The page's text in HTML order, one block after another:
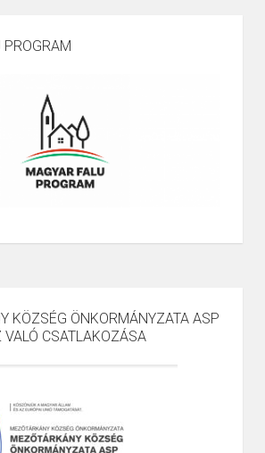
PROGRAM
KÖZSÉG ÖNKORMÁNYZATA ASP
VALÓ CSATLAKOZÁSA